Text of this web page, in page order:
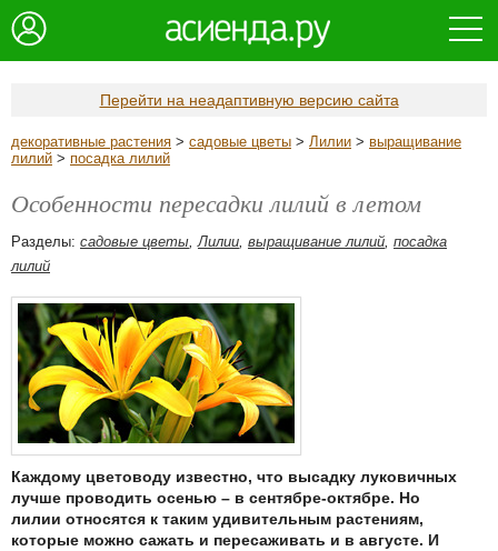
Перейти на неадаптивную версию сайта
декоративные растения > садовые цветы > Лилии > выращивание
лилий > посадка лилий
Особенности пересадки лилий в летом
Разделы: садовые цветы,Лилии, выращивание лилий, посадка
лилий
Каждому цветоводу известно, что высадку луковичных
лучше проводить осенью – в сентябре-октябре. Но
лилии относятся к таким удивительным растениям,
которые можно сажать и пересаживать и в августе. И